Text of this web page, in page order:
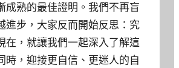
成熟的最佳證明。我們不再盲
進步，大家反而開始反思：究
在，就讓我們一起深入了解這
時，迎接更自信、更迷人的自